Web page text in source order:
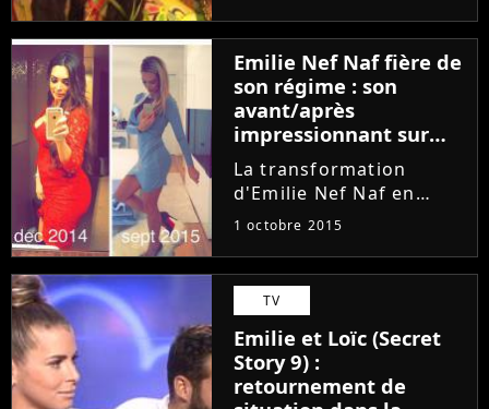
bled". Les candidats ont
organisé une soirée
hippie dans l'épisode 30
des Vacances des
Anges...
Emilie Nef Naf fière de
son régime : son
avant/après
impressionnant sur
Instagram
La transformation
d'Emilie Nef Naf en
femme fatale se
Instagram, la compagne
de Jérémy Menez a
dévoilé un nouveau
cliché avant/après
illustrant sa récente
perte de poids...
1 octobre 2015
TV
Emilie et Loïc (Secret
Story 9) :
retournement de